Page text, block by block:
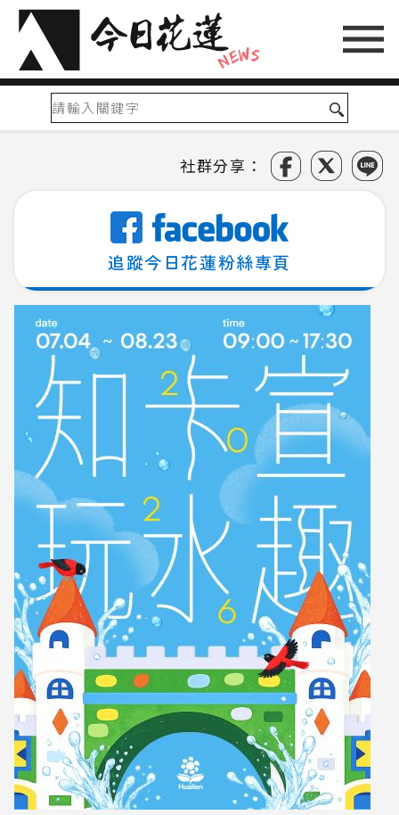
社群分享：
追蹤今日花蓮粉絲專頁